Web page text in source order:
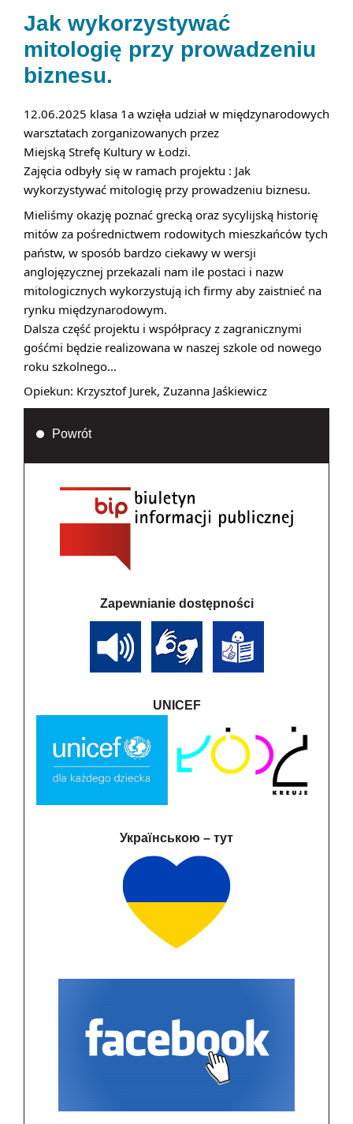
Jak wykorzystywać
mitologię przy prowadzeniu
biznesu.
12.06.2025 klasa 1a wzięła udział w międzynarodowych
warsztatach zorganizowanych przez
Miejską Strefę Kultury w Łodzi.
Zajęcia odbyły się w ramach projektu : Jak
wykorzystywać mitologię przy prowadzeniu biznesu.
Mieliśmy okazję poznać grecką oraz sycylijską historię
mitów za pośrednictwem rodowitych mieszkańców tych
państw, w sposób bardzo ciekawy w wersji
anglojęzycznej przekazali nam ile postaci i nazw
mitologicznych wykorzystują ich firmy aby zaistnieć na
rynku międzynarodowym.
Dalsza część projektu i współpracy z zagranicznymi
gośćmi będzie realizowana w naszej szkole od nowego
roku szkolnego...
Opiekun: Krzysztof Jurek, Zuzanna Jaśkiewicz
Powrót
Zapewnianie dostępności
UNICEF
Українською – тут